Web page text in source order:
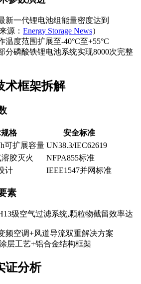
新一代锂电池组能量密度达到
源： Energy Storage News）
温度范围扩展至-40°C至+55°C
分磷酸铁锂电池系统实现8000次完整
术框架拆解
格
安全标准
可扩展容量 UN38.3/IEC62619
胶灭火
NFPA855标准
计 IEEE1547并网标准
素
级空气过滤系统,颗粒物截留效率达
频空调+风道导流双重解决方案
层工艺+铝合金结构框架
证分析